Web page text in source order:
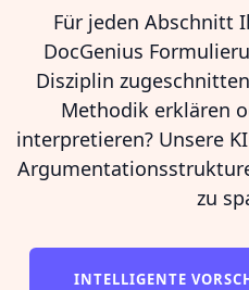
Für jeden Abschnitt
DocGenius
Disziplin
Methodik erklären
interpretieren? Unsere
zu
INTELLIGENTE